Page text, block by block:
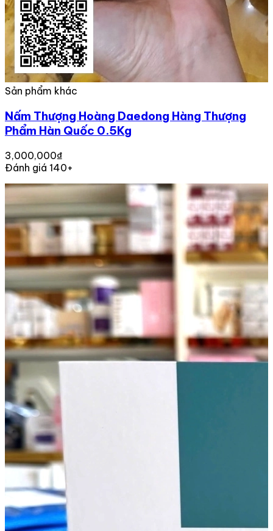
Sản phẩm khác
Nấm Thượng Hoàng Daedong Hàng Thượng
Phẩm Hàn Quốc 0.5Kg
3,000,000₫
Đánh giá 140+